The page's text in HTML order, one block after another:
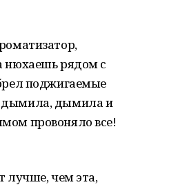
нюхаешь рядом с
поджигаемые
дымила, дымила и
провоняло все!
лучше, чем эта,